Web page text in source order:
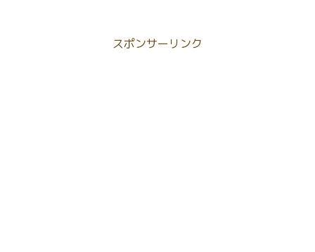
スポンサーリンク